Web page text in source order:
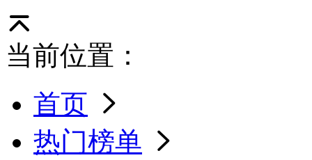
当前位置：
首页
热门榜单